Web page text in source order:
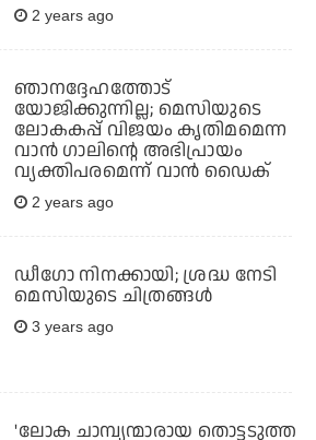
2 years ago
ഞാനദ്ദേഹത്തോട്
യോജിക്കുന്നില്ല; മെസിയുടെ
ലോകകപ്പ് വിജയം കൃതിമമെന്ന
വാന്‍ ഗാലിന്റെ അഭിപ്രായം
വ്യക്തിപരമെന്ന് വാന്‍ ഡൈക്
2 years ago
ഡീഗോ നിനക്കായി; ശ്രദ്ധ നേടി
മെസിയുടെ ചിത്രങ്ങള്‍
3 years ago
'ലോക ചാമ്പ്യന്മാരായ തൊട്ടടുത്ത